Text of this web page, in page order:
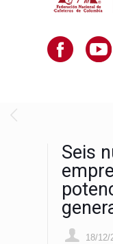
Seis
18/12/